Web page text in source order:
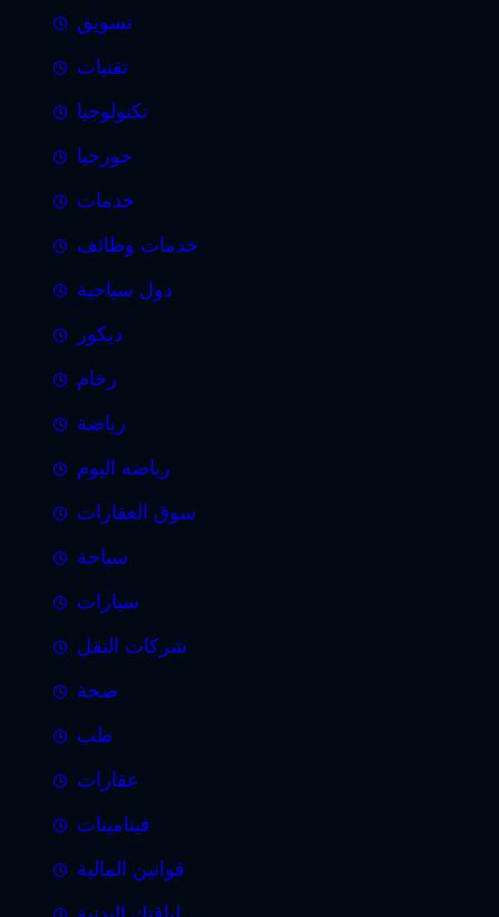
تسويق
تقنيات
تكنولوجيا
جورجيا
خدمات
خدمات وظائف
دول سياحية
ديكور
رخام
رياضة
رياضه اليوم
سوق العقارات
سياحة
سيارات
شركات النقل
صحة
طب
عقارات
فيتامينات
قوانين المالية